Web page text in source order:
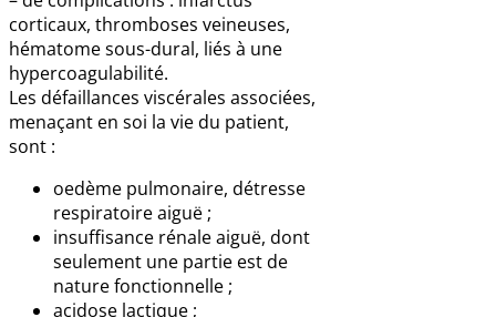
corticaux, thromboses veineuses,
hématome sous-dural, liés à une
hypercoagulabilité.
Les défaillances viscérales associées,
menaçant en soi la vie du patient,
sont :
oedème pulmonaire, détresse
respiratoire aiguë ;
insuffisance rénale aiguë, dont
seulement une partie est de
nature fonctionnelle ;
acidose lactique ;